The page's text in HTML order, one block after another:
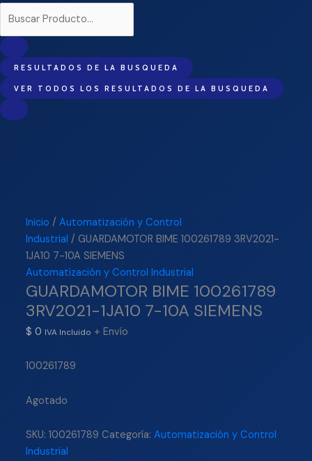
RESULTADOS DE LA BUSQUEDA
VER TODOS LOS RESULTADOS DE LA BUSQUEDA
Inicio /Automatización y Control
Industrial / GUARDAMOTOR BIME 100261789 3RV2021-
1JA10 7-10A SIEMENS
Automatización y Control Industrial
GUARDAMOTOR BIME 100261789
3RV2021-1JA10 7-10A SIEMENS
$ 0 IVA Incluido + Envío
100261789
Agotado
SKU:100261789 Categoría:Automatización y Control
Industrial